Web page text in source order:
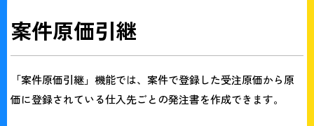
案件原価引継
「案件原価引継」機能では、案件で登録した受注原価から原
価に登録されている仕入先ごとの発注書を作成できます。